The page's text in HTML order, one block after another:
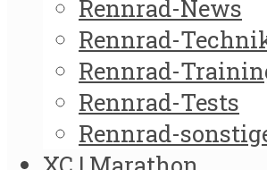
Rennrad-News
Rennrad-
Rennrad-
Rennrad-Tests
Rennrad-